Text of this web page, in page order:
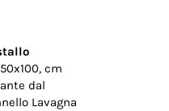
cm
dal
Lavagna